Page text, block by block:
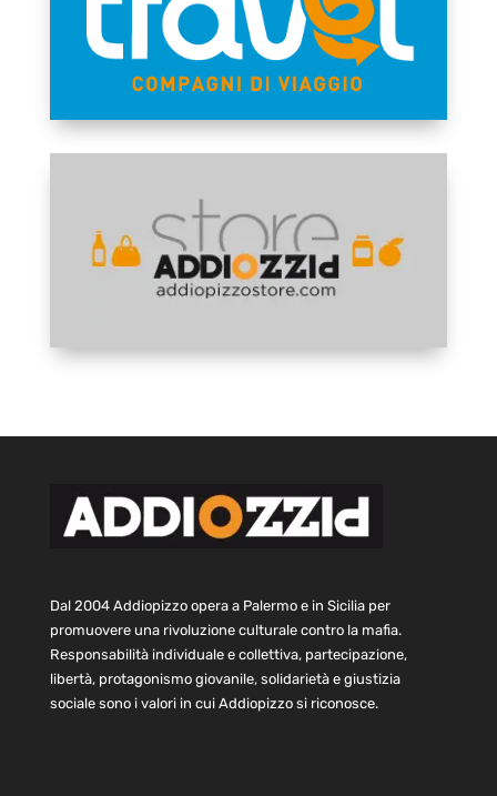
Dal 2004 Addiopizzo opera a Palermo e in Sicilia per
promuovere una rivoluzione culturale contro la mafia.
Responsabilità individuale e collettiva, partecipazione,
libertà, protagonismo giovanile, solidarietà e giustizia
sociale sono i valori in cui Addiopizzo si riconosce.